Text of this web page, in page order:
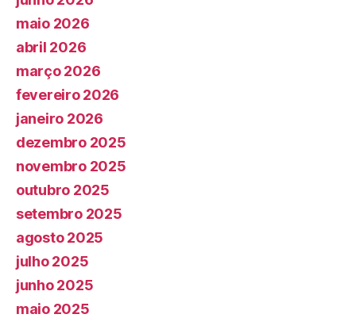
maio 2026
abril 2026
março 2026
fevereiro 2026
janeiro 2026
dezembro 2025
novembro 2025
outubro 2025
setembro 2025
agosto 2025
julho 2025
junho 2025
maio 2025